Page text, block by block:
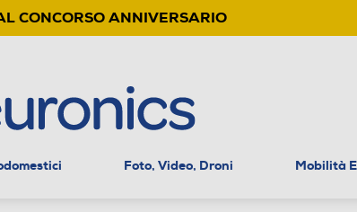
CONCORSO ANNIVERSARIO
Foto, Video, Droni Mobilità